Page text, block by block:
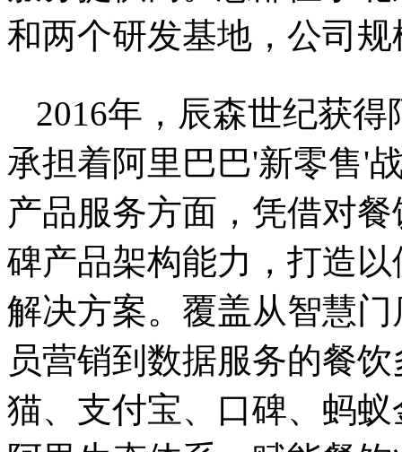
和两个研发基地，公司规
2016年，辰森世纪获
承担着阿里巴巴'新零售'
产品服务方面，凭借对
碑产品架构能力，打造
解决方案。覆盖从智慧
员营销到数据服务的餐
猫、支付宝、口碑、蚂